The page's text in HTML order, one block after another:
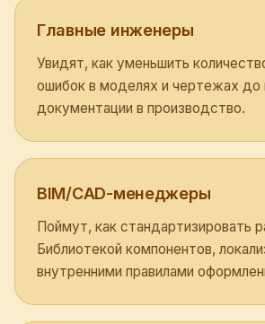
Главные инженеры
Увидят, как уменьшить
ошибок в моделях и чертежах до
документации в производство.
BIM/CAD-менеджеры
Поймут, как стандартизировать
Библиотекой компонентов,
внутренними правилами